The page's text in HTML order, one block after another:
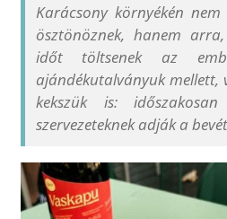
Karácsony környékén
ösztönöznek, hanem
időt töltsenek az
ajándékutalványuk mellett,
kekszük is:
szervezeteknek adják a